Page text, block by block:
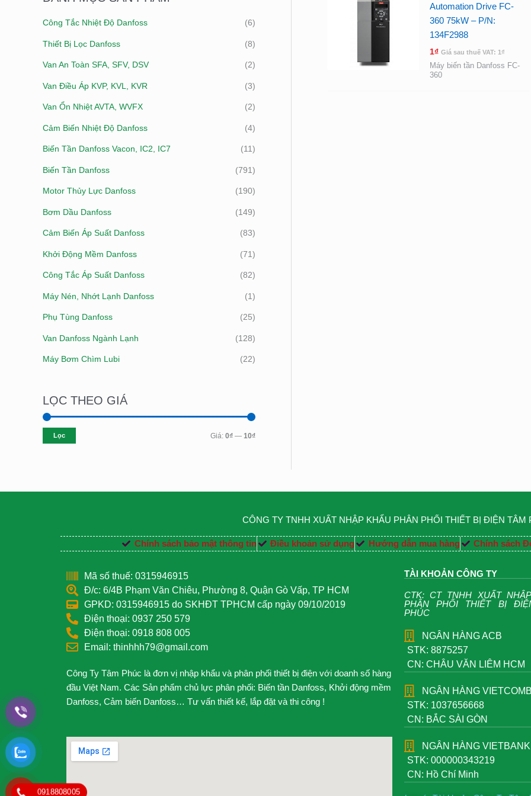
Ế
M
:
Công Tắc Nhiệt Độ Danfoss (6)
Thiết Bị Lọc Danfoss (8)
Van An Toàn SFA, SFV, DSV (2)
Van Điều Áp KVP, KVL, KVR (3)
Van Ổn Nhiệt AVTA, WVFX (2)
Cảm Biến Nhiệt Độ Danfoss (4)
Biến Tần Danfoss Vacon, IC2, IC7 (11)
Biến Tần Danfoss (791)
Motor Thủy Lực Danfoss (190)
Bơm Dầu Danfoss (149)
Cảm Biến Áp Suất Danfoss (83)
Khởi Động Mềm Danfoss (71)
Công Tắc Áp Suất Danfoss (82)
Máy Nén, Nhớt Lạnh Danfoss (1)
Phụ Tùng Danfoss (25)
Van Danfoss Ngành Lạnh (128)
Máy Bơm Chìm Lubi (22)
LỌC THEO GIÁ
Lọc Giá: 0₫ — 10₫
Automation Drive FC-
360 75kW – P/N:
134F2988
1₫ Giá sau thuế VAT: 1 ₫
Máy biến tần Danfoss FC-
360
CÔNG TY TNHH XUẤT NHẬP KHẨU PHÂN PHỐI THIẾT BỊ ĐIỆN TÂM
Chính sách bảo mật thông tin Điều khoản sử dụng Hướng dẫn mua hàng Chính sách
Mã số thuế: 0315946915
Đ/c: 6/4B Phạm Văn Chiêu, Phường 8, Quận Gò Vấp, TP HCM
GPKD: 0315946915 do SKHĐT TPHCM cấp ngày 09/10/2019
Điện thoại: 0937 250 579
Điện thoại: 0918 808 005
Email: thinhhh79@gmail.com
Công Ty Tâm Phúc là đơn vị nhập khẩu và phân phối thiết bị điện với doanh số hàng
đầu Việt Nam. Các Sản phẩm chủ lực phân phối: Biến tần Danfoss, Khởi động mềm
Danfoss, Cảm biến Danfoss… Tư vấn thiết kế, lắp đặt và thi công !
TÀI KHOẢN CÔNG TY
CTK: CT TNHH XUẤT
PHÂN PHỐI THIẾT BỊ
PHÚC
NGÂN HÀNG ACB
STK: 8875257
CN: CHÂU VĂN LIÊM HCM
NGÂN HÀNG
STK: 1037656668
CN: BẮC SÀI GÒN
NGÂN HÀNG VIETBANK
STK: 000000343219
CN: Hồ Chí Minh
0918808005